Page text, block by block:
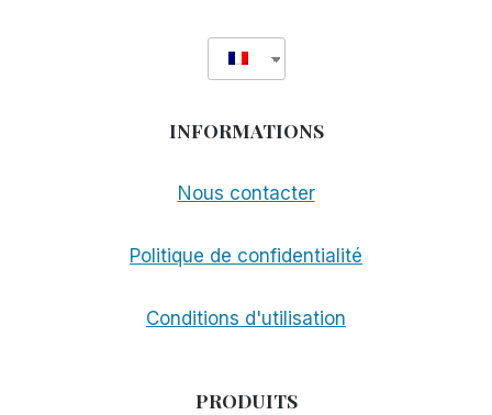
ACADÉMIQUE
ADOPTANT
FOR
INFORMATIONS
Nous contacter
Politique de confidentialité
Conditions d'utilisation
PRODUITS